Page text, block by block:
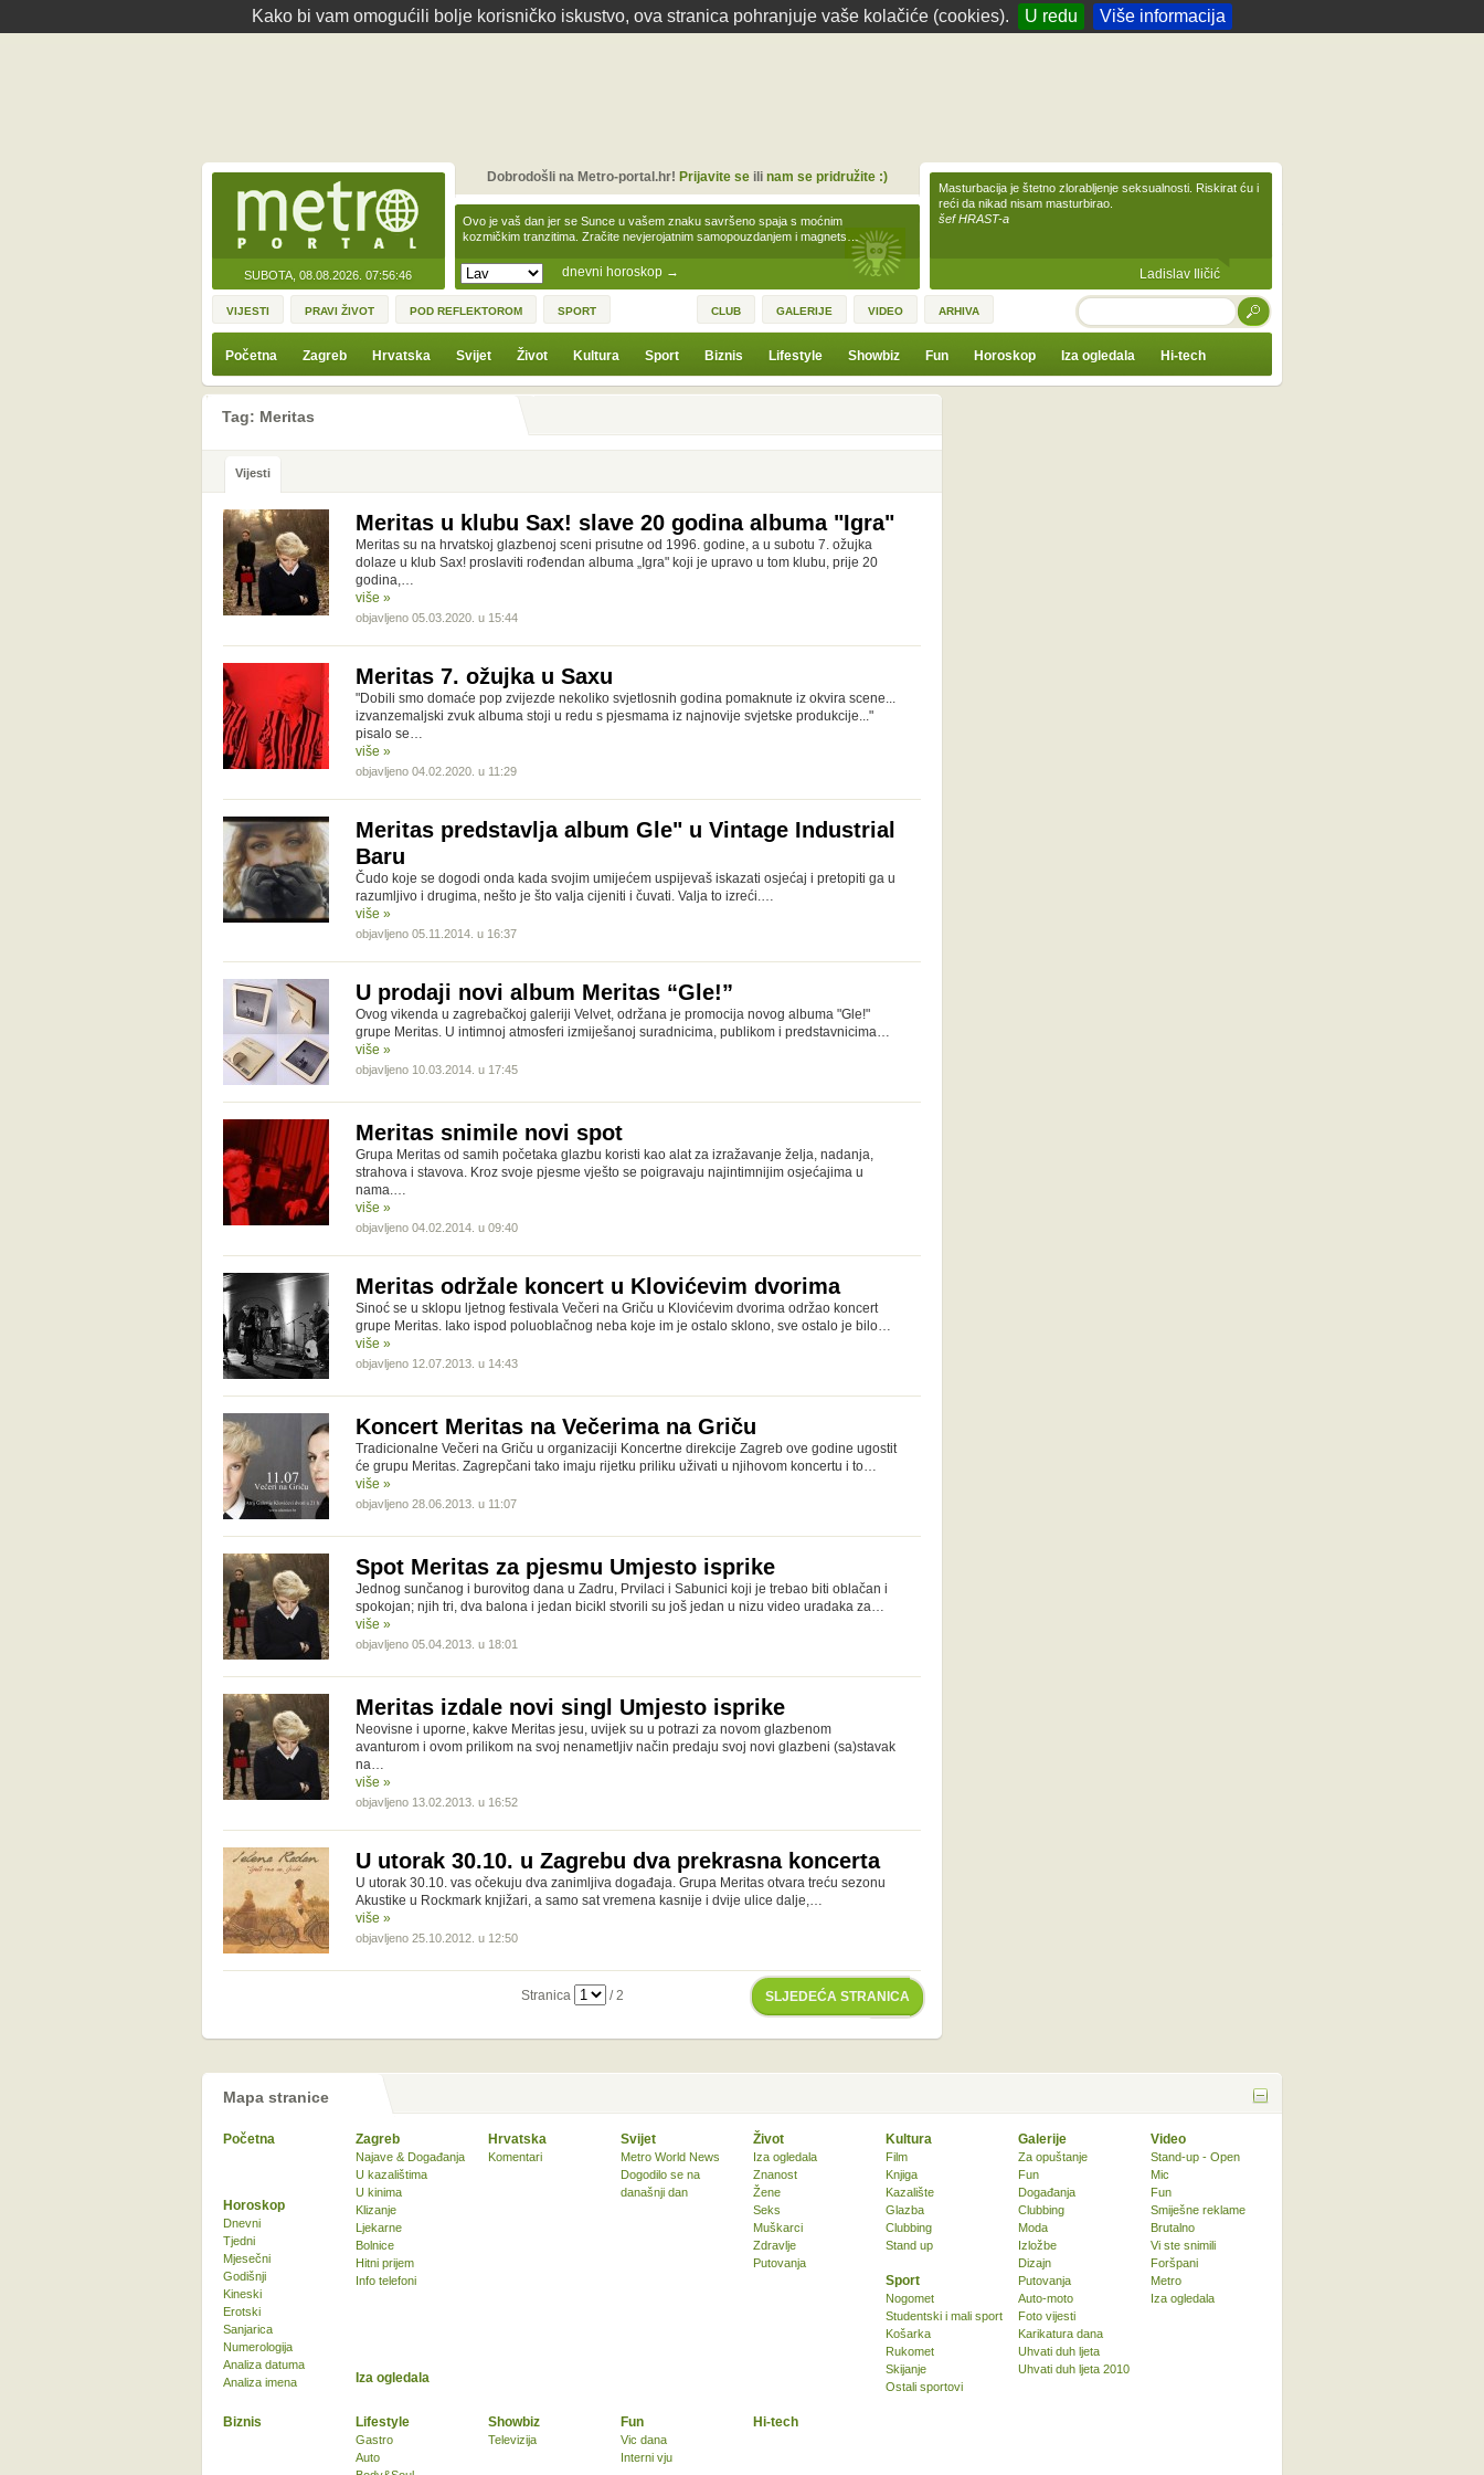
Kako bi vam omogućili bolje korisničko iskustvo, ova stranica pohranjuje vaše kolačiće (cookies). U redu Više informacija
SUBOTA, 08.08.2026. 07:56:46 dnevni horoskop →
Ovo je vaš dan jer se Sunce u vašem znaku savršeno spaja s moćnim
kozmičkim tranzitima. Zračite nevjerojatnim samopouzdanjem i magnets…
Dobrodošli na Metro-portal.hr! Prijavite seili nam se pridružite :)
Masturbacija je štetno zlorabljenje seksualnosti. Riskirat ću i
reći da nikad nisam masturbirao.
šef HRAST-a
Ladislav Iličić
VIJESTI PRAVI ŽIVOT POD REFLEKTOROM SPORT CLUB GALERIJE VIDEO ARHIVA TRAŽI
Početna Zagreb Hrvatska Svijet Život Kultura Sport Biznis Lifestyle Showbiz Fun Horoskop Iza ogledala Hi-tech
Tag: Meritas
Vijesti
Meritas u klubu Sax! slave 20 godina albuma "Igra"
Meritas su na hrvatskoj glazbenoj sceni prisutne od 1996. godine, a u subotu 7. ožujka
dolaze u klub Sax! proslaviti rođendan albuma „Igra" koji je upravo u tom klubu, prije 20
godina,…
više »
objavljeno 05.03.2020. u 15:44
Meritas 7. ožujka u Saxu
"Dobili smo domaće pop zvijezde nekoliko svjetlosnih godina pomaknute iz okvira scene...
izvanzemaljski zvuk albuma stoji u redu s pjesmama iz najnovije svjetske produkcije..."
pisalo se…
više »
objavljeno 04.02.2020. u 11:29
Meritas predstavlja album Gle" u Vintage Industrial
Baru
Čudo koje se dogodi onda kada svojim umijećem uspijevaš iskazati osjećaj i pretopiti ga u
razumljivo i drugima, nešto je što valja cijeniti i čuvati. Valja to izreći.…
više »
objavljeno 05.11.2014. u 16:37
U prodaji novi album Meritas “Gle!”
Ovog vikenda u zagrebačkoj galeriji Velvet, održana je promocija novog albuma "Gle!"
grupe Meritas. U intimnoj atmosferi izmiješanoj suradnicima, publikom i predstavnicima…
više »
objavljeno 10.03.2014. u 17:45
Meritas snimile novi spot
Grupa Meritas od samih početaka glazbu koristi kao alat za izražavanje želja, nadanja,
strahova i stavova. Kroz svoje pjesme vješto se poigravaju najintimnijim osjećajima u
nama.…
više »
objavljeno 04.02.2014. u 09:40
Meritas održale koncert u Klovićevim dvorima
Sinoć se u sklopu ljetnog festivala Večeri na Griču u Klovićevim dvorima održao koncert
grupe Meritas. Iako ispod poluoblačnog neba koje im je ostalo sklono, sve ostalo je bilo…
više »
objavljeno 12.07.2013. u 14:43
Koncert Meritas na Večerima na Griču
Tradicionalne Večeri na Griču u organizaciji Koncertne direkcije Zagreb ove godine ugostit
će grupu Meritas. Zagrepčani tako imaju rijetku priliku uživati u njihovom koncertu i to…
više »
objavljeno 28.06.2013. u 11:07
Spot Meritas za pjesmu Umjesto isprike
Jednog sunčanog i burovitog dana u Zadru, Prvilaci i Sabunici koji je trebao biti oblačan i
spokojan; njih tri, dva balona i jedan bicikl stvorili su još jedan u nizu video uradaka za…
više »
objavljeno 05.04.2013. u 18:01
Meritas izdale novi singl Umjesto isprike
Neovisne i uporne, kakve Meritas jesu, uvijek su u potrazi za novom glazbenom
avanturom i ovom prilikom na svoj nenametljiv način predaju svoj novi glazbeni (sa)stavak
na…
više »
objavljeno 13.02.2013. u 16:52
U utorak 30.10. u Zagrebu dva prekrasna koncerta
U utorak 30.10. vas očekuju dva zanimljiva događaja. Grupa Meritas otvara treću sezonu
Akustike u Rockmark knjižari, a samo sat vremena kasnije i dvije ulice dalje,…
više »
objavljeno 25.10.2012. u 12:50
SLJEDEĆA STRANICA
Stranica / 2
Mapa stranice
Početna Zagreb
Najave & Događanja
U kazalištima
U kinima
Klizanje
Ljekarne
Bolnice
Hitni prijem
Info telefoni
Hrvatska
Komentari
Svijet
Metro World News
Dogodilo se na
današnji dan
Život
Iza ogledala
Znanost
Žene
Seks
Muškarci
Zdravlje
Putovanja
Kultura
Film
Knjiga
Kazalište
Glazba
Clubbing
Stand up
Sport
Nogomet
Studentski i mali sport
Košarka
Rukomet
Skijanje
Ostali sportovi
Biznis Lifestyle
Gastro
Auto
Showbiz
Televizija
Fun
Vic dana
Interni vju
Horoskop
Dnevni
Tjedni
Mjesečni
Godišnji
Kineski
Erotski
Sanjarica
Numerologija
Analiza datuma
Analiza imena
Iza ogledala
Hi-tech
Galerije
Za opuštanje
Fun
Događanja
Clubbing
Moda
Izložbe
Dizajn
Putovanja
Auto-moto
Foto vijesti
Karikatura dana
Uhvati duh ljeta
Uhvati duh ljeta 2010
Video
Stand-up - Open
Mic
Fun
Smiješne reklame
Brutalno
Vi ste snimili
Foršpani
Metro
Iza ogledala